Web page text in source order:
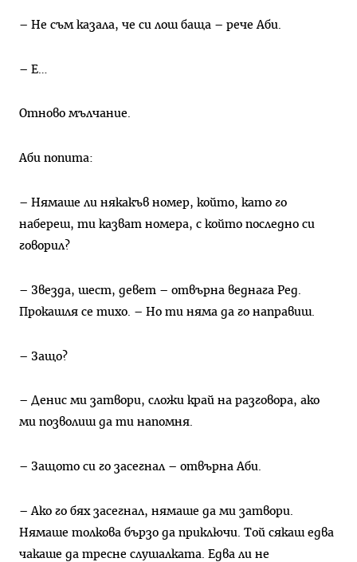
– Не съм казала, че си лош баща – рече Аби.
– Е…
Отново мълчание.
Аби попита:
– Нямаше ли някакъв номер, който, като го
набереш, ти казват номера, с който последно си
говорил?
– Звезда, шест, девет – отвърна веднага Ред.
Прокашля се тихо. – Но ти няма да го направиш.
– Защо?
– Денис ми затвори, сложи край на разговора, ако
ми позволиш да ти напомня.
– Защото си го засегнал – отвърна Аби.
– Ако го бях засегнал, нямаше да ми затвори.
Нямаше толкова бързо да приключи. Той сякаш едва
чакаше да тресне слушалката. Едва ли не